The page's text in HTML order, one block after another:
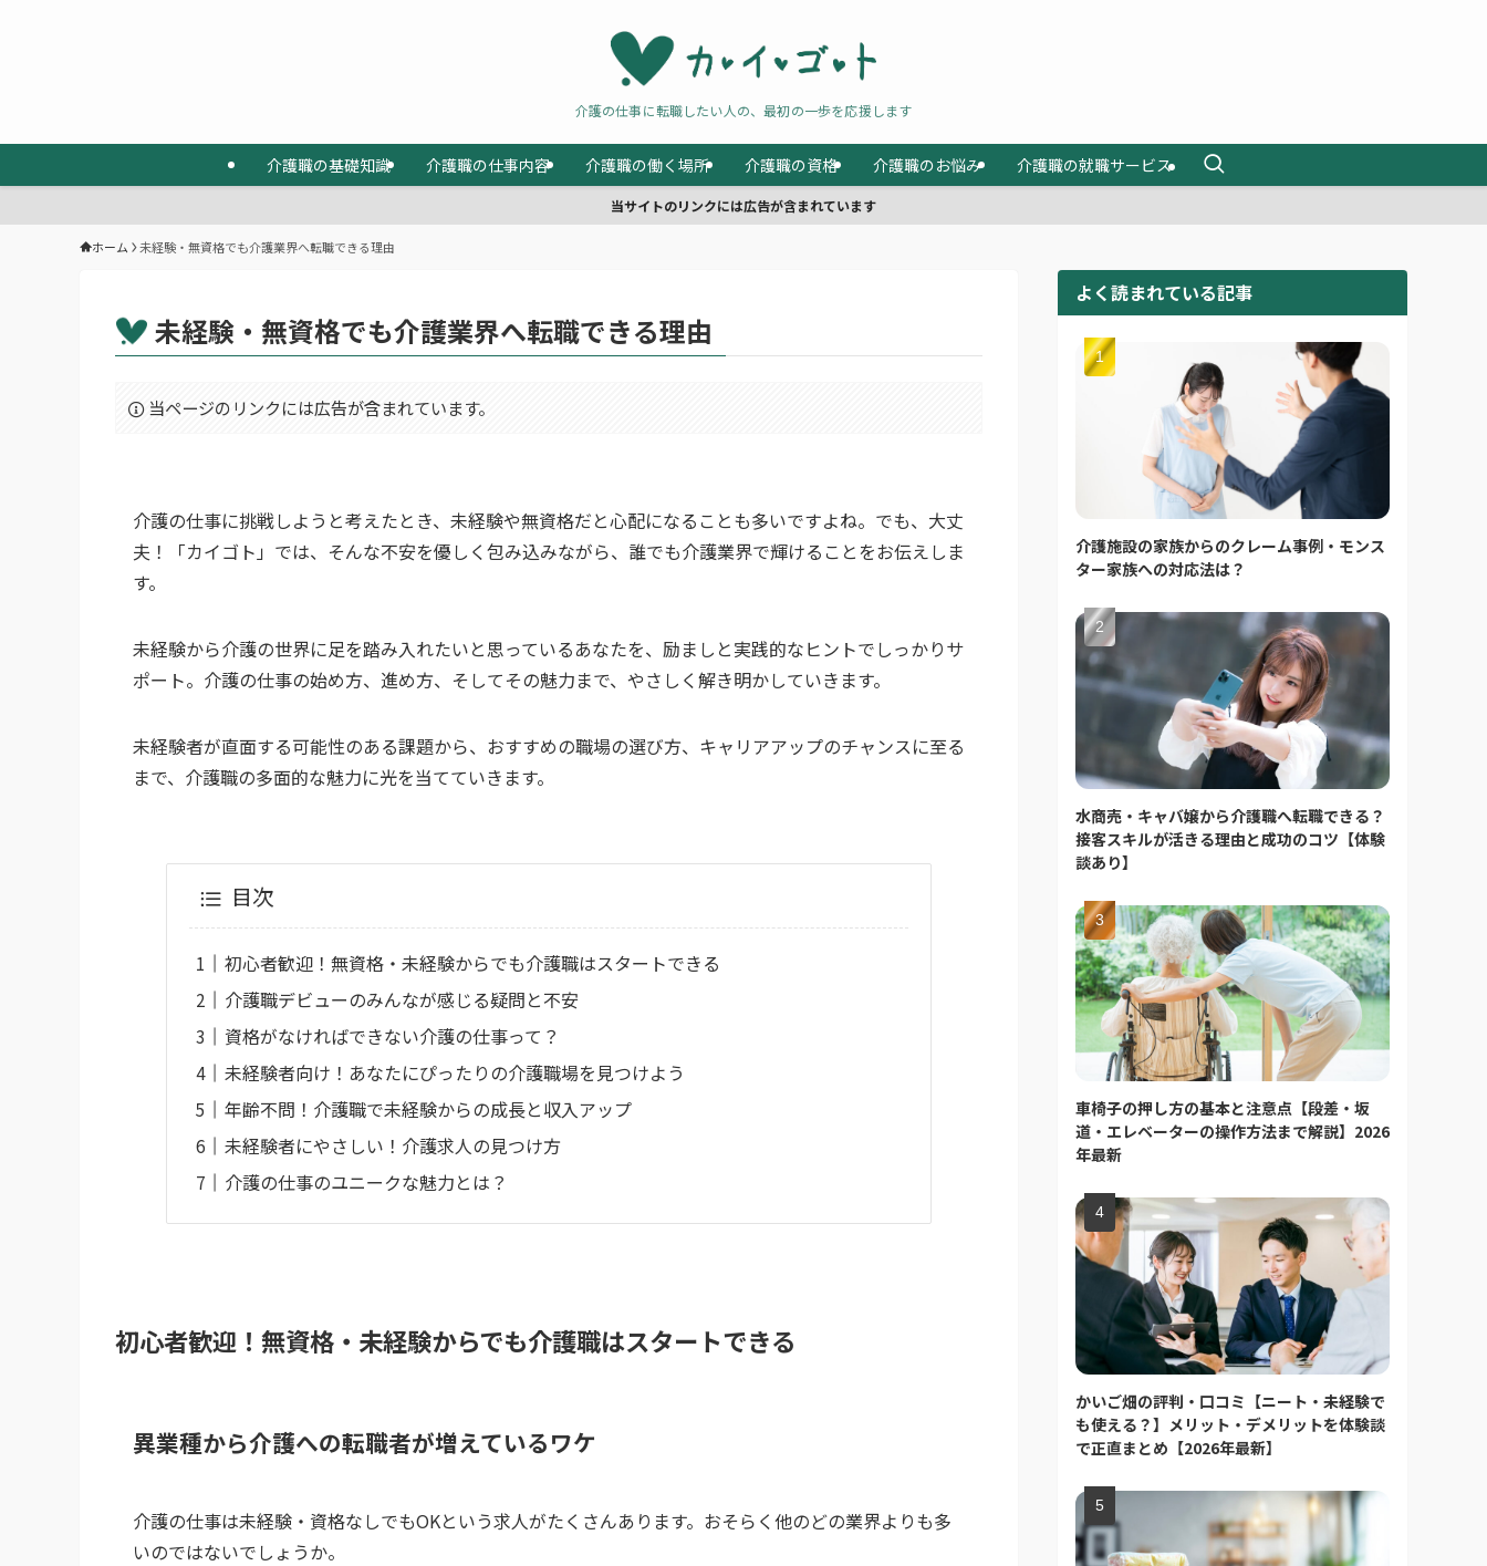
介護の仕事に転職したい人の、最初の一歩を応援します
介護職の基礎知識 介護職の仕事内容 介護職の働く場所 介護職の資格 介護職のお悩み 介護職の就職サービス
当サイトのリンクには広告が含まれています
ホーム 未経験・無資格でも介護業界へ転職できる理由
未経験・無資格でも介護業界へ転職できる理由
当ページのリンクには広告が含まれています。
介護の仕事に挑戦しようと考えたとき、未経験や無資格だと心配になることも多いですよね。でも、大丈
夫！「カイゴト」では、そんな不安を優しく包み込みながら、誰でも介護業界で輝けることをお伝えしま
す。
未経験から介護の世界に足を踏み入れたいと思っているあなたを、励ましと実践的なヒントでしっかりサ
ポート。介護の仕事の始め方、進め方、そしてその魅力まで、やさしく解き明かしていきます。
未経験者が直面する可能性のある課題から、おすすめの職場の選び方、キャリアアップのチャンスに至る
まで、介護職の多面的な魅力に光を当てていきます。
目次
初心者歓迎！無資格・未経験からでも介護職はスタートできる
介護職デビューのみんなが感じる疑問と不安
資格がなければできない介護の仕事って？
未経験者向け！あなたにぴったりの介護職場を見つけよう
年齢不問！介護職で未経験からの成長と収入アップ
未経験者にやさしい！介護求人の見つけ方
介護の仕事のユニークな魅力とは？
初心者歓迎！無資格・未経験からでも介護職はスタートできる
異業種から介護への転職者が増えているワケ
介護の仕事は未経験・資格なしでもOKという求人がたくさんあります。おそらく他のどの業界よりも多
いのではないでしょうか。
よく読まれている記事
介護施設の家族からのクレーム事例・モンス
ター家族への対応法は？
水商売・キャバ嬢から介護職へ転職できる？
接客スキルが活きる理由と成功のコツ【体験
談あり】
車椅子の押し方の基本と注意点【段差・坂
道・エレベーターの操作方法まで解説】2026
年最新
かいご畑の評判・口コミ【ニート・未経験で
も使える？】メリット・デメリットを体験談
で正直まとめ【2026年最新】